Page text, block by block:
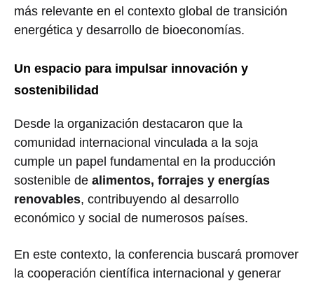
más relevante en el contexto global de transición
energética y desarrollo de bioeconomías.
Un espacio para impulsar innovación y
sostenibilidad
Desde la organización destacaron que la
comunidad internacional vinculada a la soja
cumple un papel fundamental en la producción
sostenible de alimentos, forrajes y energías
renovables, contribuyendo al desarrollo
económico y social de numerosos países.
En este contexto, la conferencia buscará promover
la cooperación científica internacional y generar